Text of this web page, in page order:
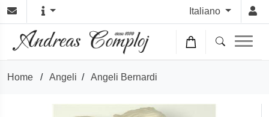
Italiano
Home / Angeli / Angeli Bernardi